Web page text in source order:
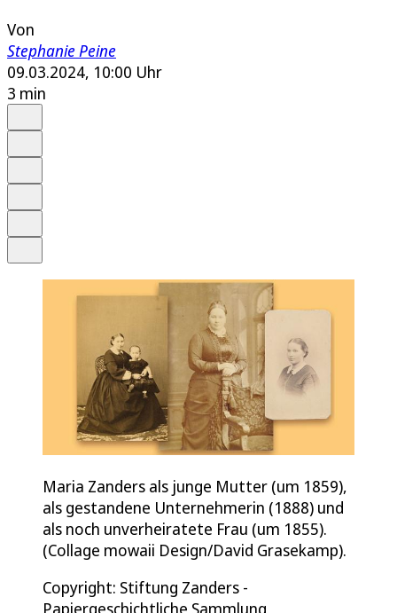
Von
Stephanie Peine
09.03.2024, 10:00 Uhr
3 min
Maria Zanders als junge Mutter (um 1859),
als gestandene Unternehmerin (1888) und
als noch unverheiratete Frau (um 1855).
(Collage mowaii Design/David Grasekamp).
Copyright: Stiftung Zanders -
Papiergeschichtliche Sammlung